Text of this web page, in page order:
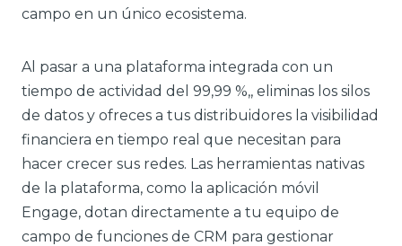
campo en un único ecosistema.
Al pasar a una plataforma integrada con un
tiempo de actividad del 99,99 %,, eliminas los silos
de datos y ofreces a tus distribuidores la visibilidad
financiera en tiempo real que necesitan para
hacer crecer sus redes. Las herramientas nativas
de la plataforma, como la aplicación móvil
Engage, dotan directamente a tu equipo de
campo de funciones de CRM para gestionar